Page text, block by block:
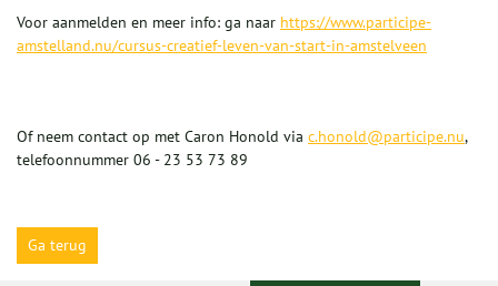
Voor aanmelden en meer info: ga naar https://www.participe-
amstelland.nu/cursus-creatief-leven-van-start-in-amstelveen
Of neem contact op met Caron Honold via c.honold@participe.nu,
telefoonnummer 06 - 23 53 73 89
Ga terug